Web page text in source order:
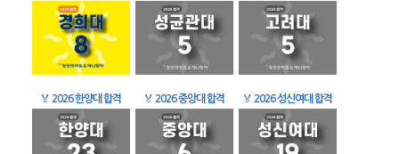
🏅 2026 한양대 합격 🏅 2026 중앙대 합격 🏅 2026 성신여대 합격